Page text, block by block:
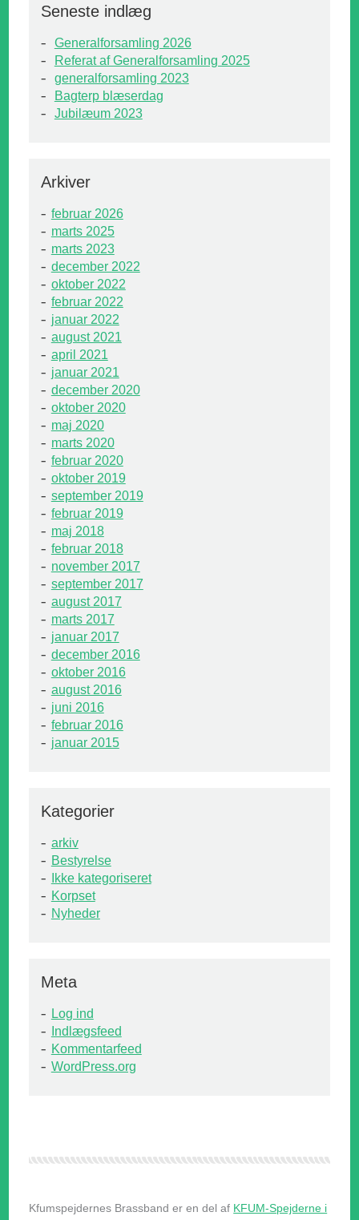
Seneste indlæg
Generalforsamling 2026
Referat af Generalforsamling 2025
generalforsamling 2023
Bagterp blæserdag
Jubilæum 2023
Arkiver
februar 2026
marts 2025
marts 2023
december 2022
oktober 2022
februar 2022
januar 2022
august 2021
april 2021
januar 2021
december 2020
oktober 2020
maj 2020
marts 2020
februar 2020
oktober 2019
september 2019
februar 2019
maj 2018
februar 2018
november 2017
september 2017
august 2017
marts 2017
januar 2017
december 2016
oktober 2016
august 2016
juni 2016
februar 2016
januar 2015
Kategorier
arkiv
Bestyrelse
Ikke kategoriseret
Korpset
Nyheder
Meta
Log ind
Indlægsfeed
Kommentarfeed
WordPress.org
Kfumspejdernes Brassband er en del af KFUM-Spejderne i